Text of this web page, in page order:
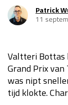
Kwalificatie
GP
GP SÃO
Kwalificatie
Race
Patrick
11
Valtteri Bottas
Grand Prix van
was nipt
tijd klokte.